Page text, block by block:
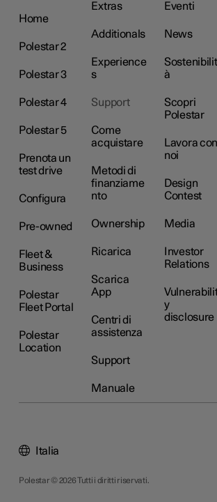
Home
Polestar 2
Polestar 3
Polestar 4
Polestar 5
Prenota un
test drive
Configura
Pre-owned
Fleet &
Business
Polestar
Fleet Portal
Polestar
Location
Extras
Additionals
Experience
s
Support
Come
acquistare
Metodi di
finanziame
nto
Ownership
Ricarica
Scarica
App
Centri di
assistenza
Support
Manuale
Eventi
News
Sostenibilit
à
Scopri
Polestar
Lavora con
noi
Design
Contest
Media
Investor
Relations
Vulnerabilit
y
disclosure
Polestar © 2026 Tutti i diritti riservati.
Italia